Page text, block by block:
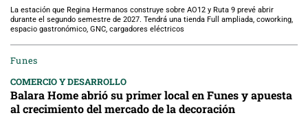
La estación que Regina Hermanos construye sobre AO12 y Ruta 9 prevé abrir
durante el segundo semestre de 2027. Tendrá una tienda Full ampliada, coworking,
espacio gastronómico, GNC, cargadores eléctricos
Funes
COMERCIO Y DESARROLLO
Balara Home abrió su primer local en Funes y apuesta
al crecimiento del mercado de la decoración